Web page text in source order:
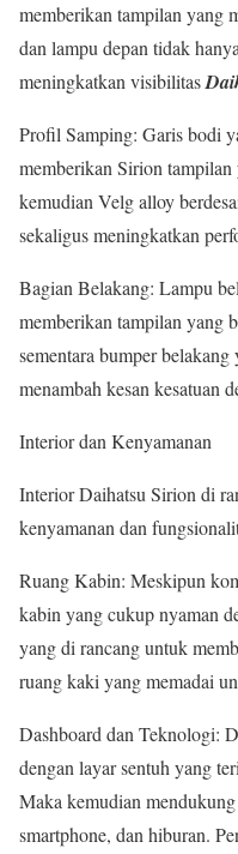
memberikan tampilan yang
dan lampu depan tidak
meningkatkan visibilitas
Profil Samping: Garis bodi
memberikan Sirion
kemudian Velg alloy
sekaligus meningkatkan
Bagian Belakang: Lampu
memberikan tampilan yang
sementara bumper
menambah kesan kesatuan
Interior dan Kenyamanan
Interior Daihatsu Sirion di
kenyamanan dan
Ruang Kabin: Meskipun
kabin yang cukup nyaman
yang di rancang untuk
ruang kaki yang memadai
Dashboard dan Teknologi:
dengan layar sentuh yang
Maka kemudian
smartphone, dan hiburan.